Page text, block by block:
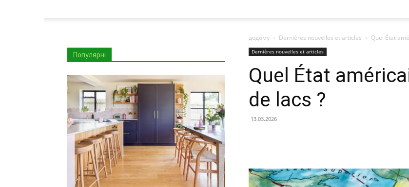
додому Dernières nouvelles et articles Quel État
Dernières nouvelles et articles
Quel État
de lacs ?
13.03.2026
Популярні